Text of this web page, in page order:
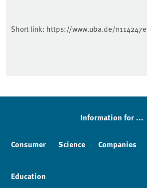
Short link: https://www.uba.de/
Information for ...
Consumer Science Companies
Education